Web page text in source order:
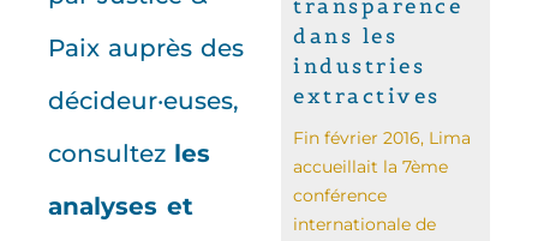
Paix auprès des
décideur·euses,
consultez les
analyses et
transparence
dans les
industries
extractives
Fin février 2016, Lima
accueillait la 7ème
conférence
internationale de